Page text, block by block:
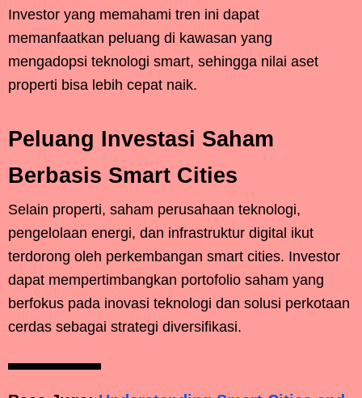
Investor yang memahami tren ini dapat
memanfaatkan peluang di kawasan yang
mengadopsi teknologi smart, sehingga nilai aset
properti bisa lebih cepat naik.
Peluang Investasi Saham
Berbasis Smart Cities
Selain properti, saham perusahaan teknologi,
pengelolaan energi, dan infrastruktur digital ikut
terdorong oleh perkembangan smart cities. Investor
dapat mempertimbangkan portofolio saham yang
berfokus pada inovasi teknologi dan solusi perkotaan
cerdas sebagai strategi diversifikasi.